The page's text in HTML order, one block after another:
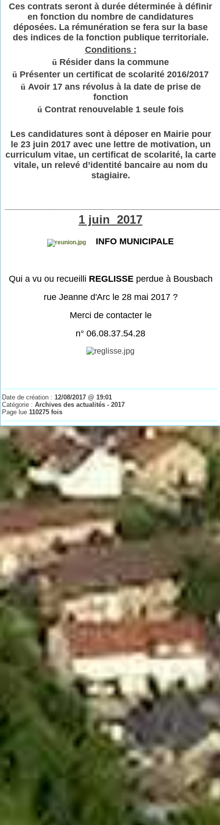
Ces contrats seront à durée déterminée à définir
en fonction du nombre de candidatures
déposées. La rémunération se fera sur la base
des indices de la fonction publique territoriale.
Conditions :
ü Résider dans la commune
ü Présenter un certificat de scolarité 2016/2017
ü Avoir 17 ans révolus à la date de prise de
fonction
ü Contrat renouvelable 1 seule fois
Les candidatures sont à déposer en Mairie pour
le 23 juin 2017 avec une lettre de motivation, un
curriculum vitae, un certificat de scolarité, la carte
vitale, un relevé d’identité bancaire au nom du
stagiaire.
1 juin 2017
INFO MUNICIPALE
Qui a vu ou recueilli REGLISSEperdue à Bousbach
rue Jeanne d'Arc le 28 mai 2017 ?
Merci de contacter le
n° 06.08.37.54.28
Date de création :12/08/2017 @ 19:01
Catégorie :Archives des actualités - 2017
Page lue110275 fois